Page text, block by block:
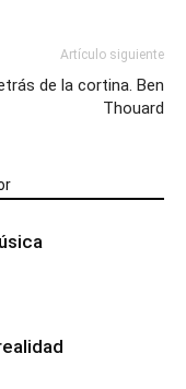
Artículo siguiente
de la cortina. Ben
Thouard